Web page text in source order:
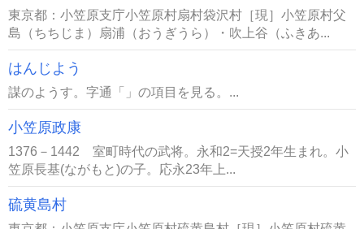
東京都：小笠原支庁小笠原村扇村袋沢村［現］小笠原村父
島（ちちじま）扇浦（おうぎうら）・吹上谷（ふきあ...
はんじよう
謀のようす。字通「」の項目を見る。...
小笠原政康
1376－1442 室町時代の武将。永和2=天授2年生まれ。小
笠原長基(ながもと)の子。応永23年上...
硫黄島村